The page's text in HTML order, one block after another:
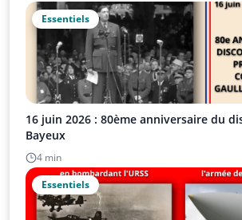
Essentiels
16 juin 2026 : 80ème anniversaire du
Bayeux
4 min
Essentiels